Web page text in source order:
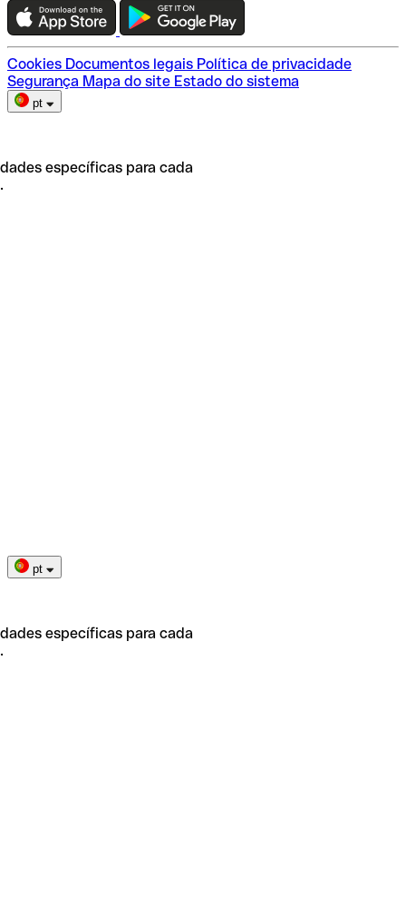
Escolha do plano
Cookies Documentos legais Política de privacidade
Segurança Mapa do site Estado do sistema
pt
específicas para cada
pt
específicas para cada